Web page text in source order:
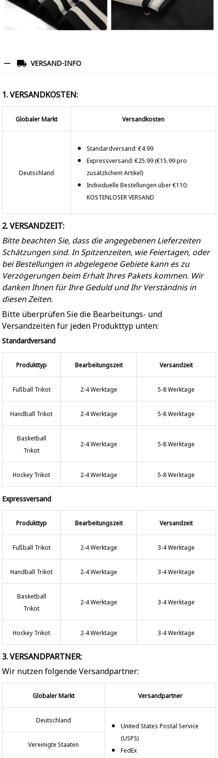
VERSAND-INFO
1. VERSANDKOSTEN:
Globaler Markt Versandkosten
Deutschland
Standardversand: €4.99
Expressversand: €25.99 (€15.99 pro
zusätzlichem Artikel)
Individuelle Bestellungen über €110:
KOSTENLOSER VERSAND
2. VERSANDZEIT:
Bitte beachten Sie, dass die angegebenen Lieferzeiten
Schätzungen sind. In Spitzenzeiten, wie Feiertagen, oder
bei Bestellungen in abgelegene Gebiete kann es zu
Verzögerungen beim Erhalt Ihres Pakets kommen. Wir
danken Ihnen für Ihre Geduld und Ihr Verständnis in
diesen Zeiten.
Bitte überprüfen Sie die Bearbeitungs- und
Versandzeiten für jeden Produkttyp unten:
Standardversand
Produkttyp Bearbeitungszeit Versandzeit
Fußball Trikot 2-4 Werktage 5-8 Werktage
Handball Trikot 2-4 Werktage 5-8 Werktage
Basketball
Trikot
2-4 Werktage 5-8 Werktage
Hockey Trikot 2-4 Werktage 5-8 Werktage
Expressversand
Produkttyp Bearbeitungszeit Versandzeit
Fußball Trikot 2-4 Werktage 3-4 Werktage
Handball Trikot 2-4 Werktage 3-4 Werktage
Basketball
Trikot
2-4 Werktage 3-4 Werktage
Hockey Trikot 2-4 Werktage 3-4 Werktage
3. VERSANDPARTNER:
Wir nutzen folgende Versandpartner:
Globaler Markt Versandpartner
Deutschland
United States Postal Service
(USPS)
FedEx
Vereinigte Staaten